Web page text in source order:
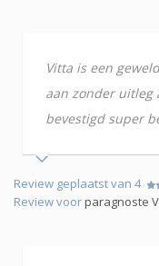
Vitta is een
aan zonder
bevestigd super
Review geplaatst van 4
Review voorparagnoste